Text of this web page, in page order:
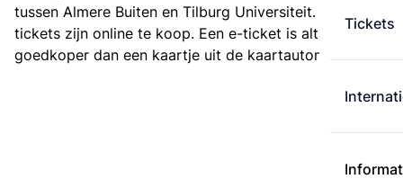
Tickets
tussen Almere Buiten en Tilburg Universiteit. Deze
tickets zijn online te koop. Een e-ticket is altijd
goedkoper dan een kaartje uit de kaartautomaat.